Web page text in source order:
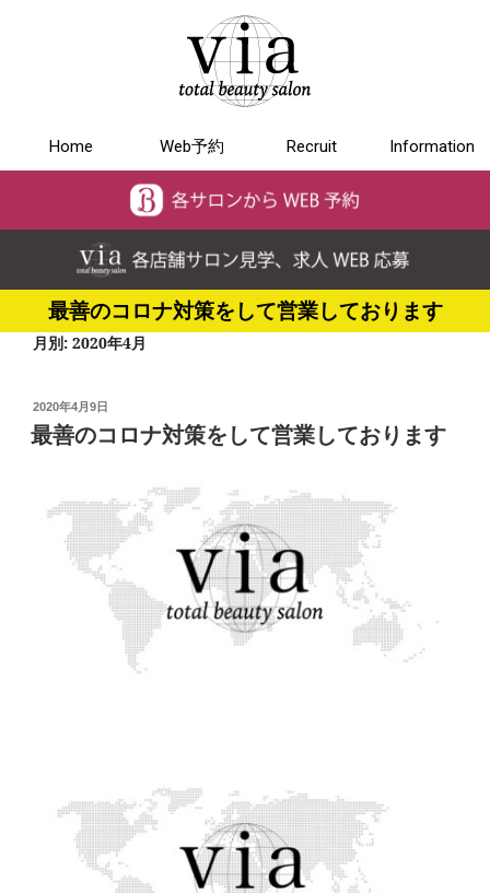
Home Web予約 Recruit Information
最善のコロナ対策をして営業しております
月別: 2020年4月
2020年4月9日
最善のコロナ対策をして営業しております